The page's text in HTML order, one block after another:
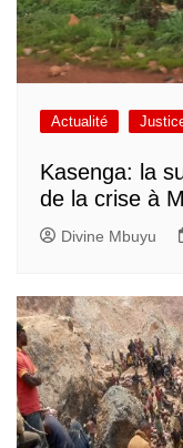
Actualité
Kasenga: la
de la crise à
Divine Mbuyu